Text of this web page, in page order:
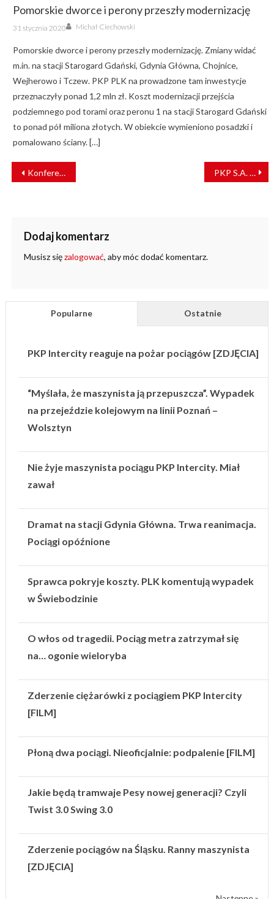
Pomorskie dworce i perony przeszły modernizację
Posted
on
31 stycznia 2020 Author
Michał Ciechowski
Pomorskie dworce i perony przeszły modernizację. Zmiany widać
m.in. na stacji Starogard Gdański, Gdynia Główna, Chojnice,
Wejherowo i Tczew. PKP PLK na prowadzone tam inwestycje
przeznaczyły ponad 1,2 mln zł. Koszt modernizacji przejścia
podziemnego pod torami oraz peronu 1 na stacji Starogard Gdański
to ponad pół miliona złotych. W obiekcie wymieniono posadzki i
pomalowano ściany. […]
NAWIGACJA
WPISU
Konferencja naukowo techniczna „CyfrowaKolej. Projektowanie Systemów Sterowania Ruchem Kolejowym” PKP S.A. zapraszają na Noc Muzeów 2026 w starym kinie
Dodaj komentarz
Musisz sięzalogować, aby móc dodać komentarz.
Popularne Ostatnie
PKP Intercity reaguje na pożar pociągów [ZDJĘCIA]
“Myślała, że maszynista ją przepuszcza”. Wypadek
na przejeździe kolejowym na linii Poznań –
Wolsztyn
Nie żyje maszynista pociągu PKP Intercity. Miał
zawał
Dramat na stacji Gdynia Główna. Trwa reanimacja.
Pociągi opóźnione
Sprawca pokryje koszty. PLK komentują wypadek
w Świebodzinie
O włos od tragedii. Pociąg metra zatrzymał się
na… ogonie wieloryba
Zderzenie ciężarówki z pociągiem PKP Intercity
[FILM]
Płoną dwa pociągi. Nieoficjalnie: podpalenie [FILM]
Jakie będą tramwaje Pesy nowej generacji? Czyli
Twist 3.0 Swing 3.0
Zderzenie pociągów na Śląsku. Ranny maszynista
[ZDJĘCIA]